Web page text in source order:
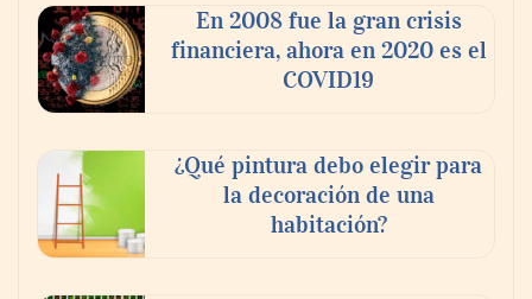
En 2008 fue la gran crisis
financiera, ahora en 2020 es el
COVID19
¿Qué pintura debo elegir para
la decoración de una
habitación?